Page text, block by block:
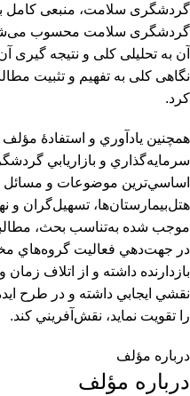
گردشگری سلامت، منبعی کامل
گردشگری سلامت محسوب
آن به تحلیلی کلی و نتیجه
نگاهی کلی به تفهیم و تثبیت
کرد.
همچنین یادآوري و استفادۀ
سرمايه‌گذاري و بازاريابي
اساسي‌ترين موضوعات و
هتل‌بيمارستان‌ها، تسهيل‌گران
موجب شده به‌تناسب بحث،
در جهت‌دهي فعاليت گروه‌هاي
بازدارنده داشته و از اتلاف
نقشي ايجابي داشته و در طرح
را تقويت نمايد، نقش‌آفريني ‌كند.
درباره مؤلف
درباره مؤلف